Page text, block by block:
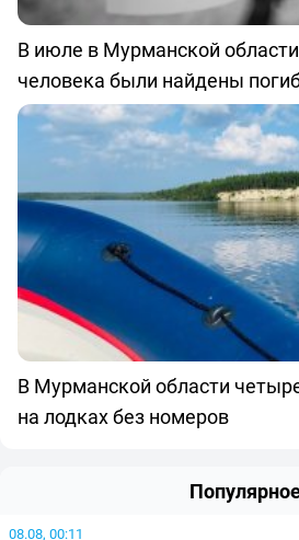
В июле в Мурманской
человека были найдены
В Мурманской области
на лодках без номеров
08.08, 00:11